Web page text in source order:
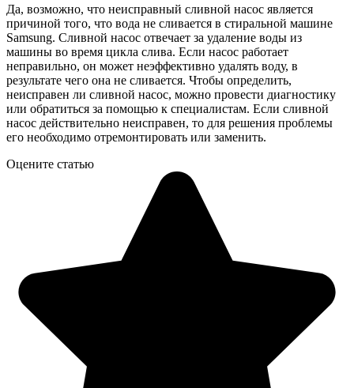
Да, возможно, что неисправный сливной насос является
причиной того, что вода не сливается в стиральной машине
Samsung. Сливной насос отвечает за удаление воды из
машины во время цикла слива. Если насос работает
неправильно, он может неэффективно удалять воду, в
результате чего она не сливается. Чтобы определить,
неисправен ли сливной насос, можно провести диагностику
или обратиться за помощью к специалистам. Если сливной
насос действительно неисправен, то для решения проблемы
его необходимо отремонтировать или заменить.
Оцените статью